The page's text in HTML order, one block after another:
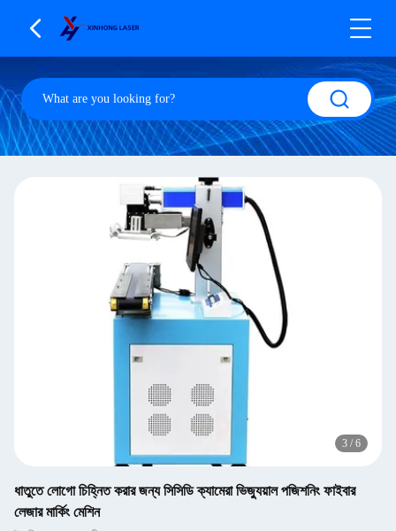
3 / 6
ধাতুতে লোগো চিহ্নিত করার জন্য সিসিডি ক্যামেরা ভিজ্যুয়াল পজিশনিং ফাইবার
লেজার মার্কিং মেশিন